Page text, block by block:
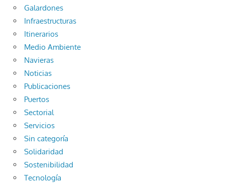
Galardones
Infraestructuras
Itinerarios
Medio Ambiente
Navieras
Noticias
Publicaciones
Puertos
Sectorial
Servicios
Sin categoría
Solidaridad
Sostenibilidad
Tecnología